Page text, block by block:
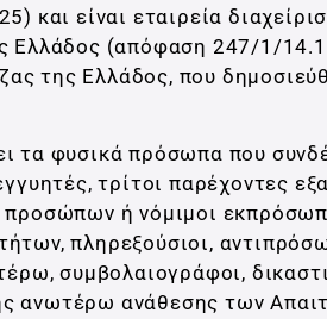
είναι εταιρεία
Ελλάδος (απόφαση 247/1/
της Ελλάδος, που
φυσικά πρόσωπα που
τρίτοι παρέχοντες
ή νόμιμοι
πληρεξούσιοι,
συμβολαιογράφοι,
ανωτέρω ανάθεσης των